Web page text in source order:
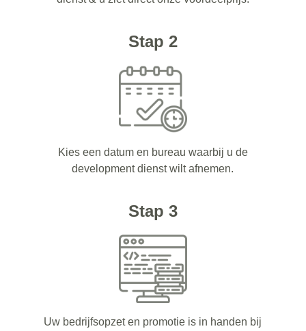
Stap 2
Kies een datum en bureau waarbij u de
development dienst wilt afnemen.
Stap 3
Uw bedrijfsopzet en promotie is in handen bij